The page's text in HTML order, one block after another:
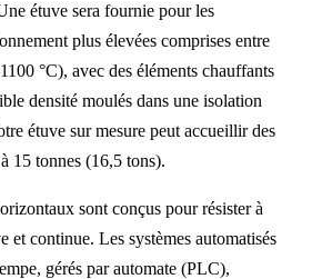
étuve sera fournie pour les
plus élevées comprises entre
°C), avec des éléments chauffants
densité moulés dans une isolation
étuve sur mesure peut accueillir des
15 tonnes (16,5 tons).
sont conçus pour résister à
et continue. Les systèmes automatisés
gérés par automate (PLC),